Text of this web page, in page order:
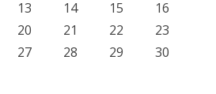
13 14 15
16
20 21 22
23
27 28 29
30